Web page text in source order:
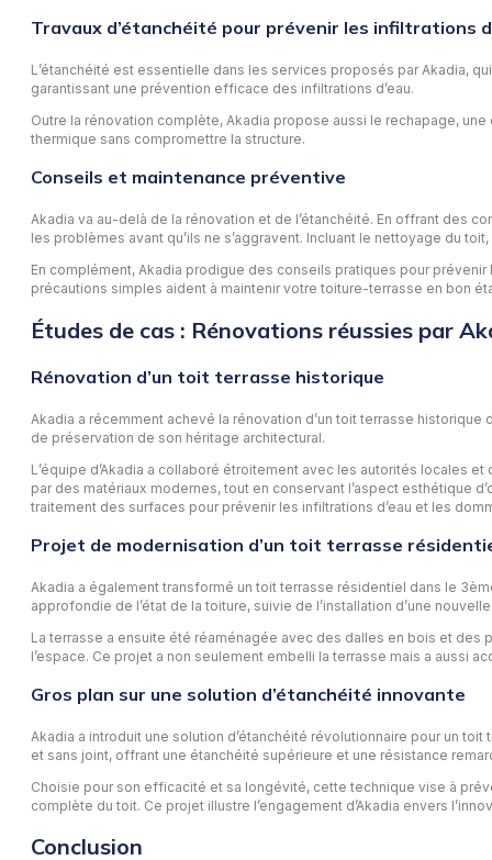
Travaux d’étanchéité pour prévenir les infiltrations
L’étanchéité est essentielle dans les services proposés par Akadia,
garantissant une prévention efficace des infiltrations d’eau.
Outre la rénovation complète, Akadia propose aussi le rechapage,
thermique sans compromettre la structure.
Conseils et maintenance préventive
Akadia va au-delà de la rénovation et de l’étanchéité. En offrant des
les problèmes avant qu’ils ne s’aggravent. Incluant le nettoyage du
En complément, Akadia prodigue des conseils pratiques pour
précautions simples aident à maintenir votre toiture-terrasse en bon
Études de cas : Rénovations réussies par
Rénovation d’un toit terrasse historique
Akadia a récemment achevé la rénovation d’un toit terrasse
de préservation de son héritage architectural.
L’équipe d’Akadia a collaboré étroitement avec les autorités locales
par des matériaux modernes, tout en conservant l’aspect esthétique
traitement des surfaces pour prévenir les infiltrations d’eau et les
Projet de modernisation d’un toit terrasse
Akadia a également transformé un toit terrasse résidentiel dans le
approfondie de l’état de la toiture, suivie de l’installation d’une
La terrasse a ensuite été réaménagée avec des dalles en bois et des
l’espace. Ce projet a non seulement embelli la terrasse mais a aussi
Gros plan sur une solution d’étanchéité innovante
Akadia a introduit une solution d’étanchéité révolutionnaire pour un
et sans joint, offrant une étanchéité supérieure et une résistance
Choisie pour son efficacité et sa longévité, cette technique vise à
complète du toit. Ce projet illustre l’engagement d’Akadia envers
Conclusion